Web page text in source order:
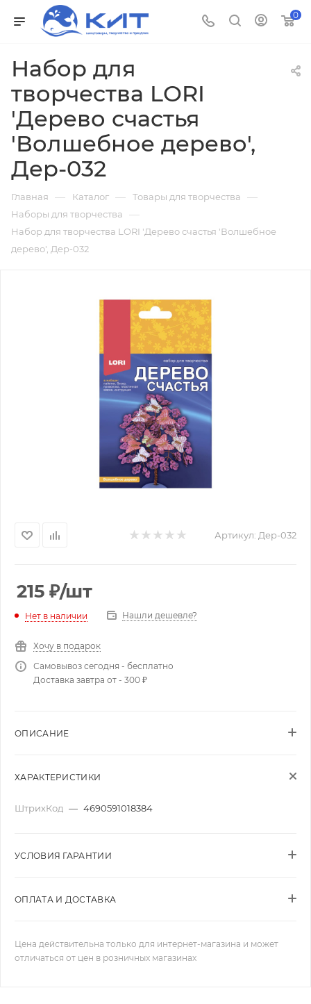
0
Набор для
творчества LORI
'Дерево счастья
'Волшебное дерево',
Дер-032
Главная — Каталог — Товары для творчества —
Наборы для творчества —
Набор для творчества LORI 'Дерево счастья 'Волшебное
дерево', Дер-032
Артикул: Дер-032
215 ₽/шт
Нет в наличии Нашли дешевле?
Хочу в подарок
Самовывоз сегодня - бесплатно
Доставка завтра от - 300 ₽
ОПИСАНИЕ
ХАРАКТЕРИСТИКИ
ШтрихКод — 4690591018384
УСЛОВИЯ ГАРАНТИИ
ОПЛАТА И ДОСТАВКА
Цена действительна только для интернет-магазина и может
отличаться от цен в розничных магазинах